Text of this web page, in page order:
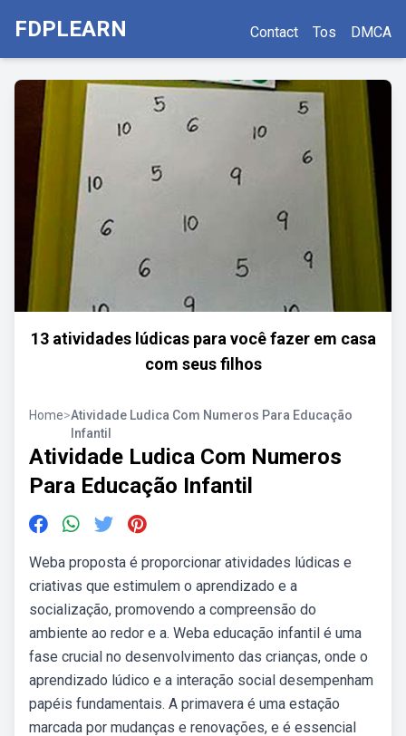
FDPLEARN Contact Tos DMCA
13 atividades lúdicas para você fazer em casa
com seus filhos
Home>Atividade Ludica Com Numeros Para Educação
Infantil
Atividade Ludica Com Numeros
Para Educação Infantil
Weba proposta é proporcionar atividades lúdicas e
criativas que estimulem o aprendizado e a
socialização, promovendo a compreensão do
ambiente ao redor e a. Weba educação infantil é uma
fase crucial no desenvolvimento das crianças, onde o
aprendizado lúdico e a interação social desempenham
papéis fundamentais. A primavera é uma estação
marcada por mudanças e renovações, e é essencial